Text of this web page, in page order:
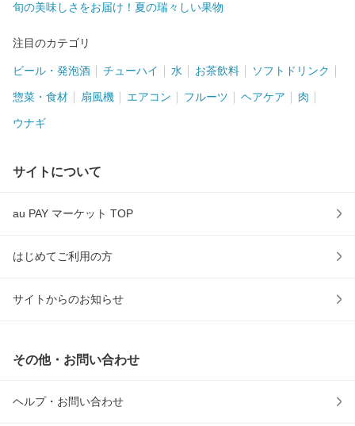
旬の美味しさをお届け！夏の瑞々しい果物
注目のカテゴリ
ビール・発泡酒 チューハイ 水 お茶飲料 ソフトドリンク
惣菜・食材 扇風機 エアコン フルーツ ヘアケア 肉
ウナギ
サイトについて
au PAY マーケット TOP
はじめてご利用の方
サイトからのお知らせ
その他・お問い合わせ
ヘルプ・お問い合わせ